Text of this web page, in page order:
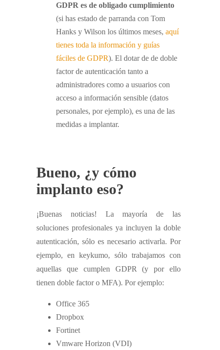
GDPR es de obligado cumplimiento
(si has estado de parranda con Tom
Hanks y Wilson los últimos meses, aquí
tienes toda la información y guías
fáciles de GDPR). El dotar de de doble
factor de autenticación tanto a
administradores como a usuarios con
acceso a información sensible (datos
personales, por ejemplo), es una de las
medidas a implantar.
Bueno, ¿y cómo
implanto eso?
¡Buenas noticias! La mayoría de las
soluciones profesionales ya incluyen la doble
autenticación, sólo es necesario activarla. Por
ejemplo, en keykumo, sólo trabajamos con
aquellas que cumplen GDPR (y por ello
tienen doble factor o MFA). Por ejemplo:
Office 365
Dropbox
Fortinet
Vmware Horizon (VDI)